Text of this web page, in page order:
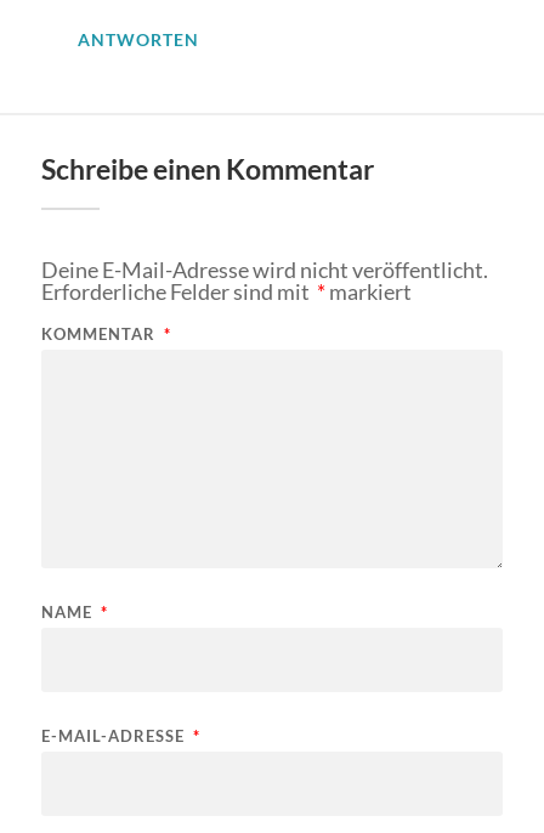
ANTWORTEN
Schreibe einen Kommentar
Deine E-Mail-Adresse wird nicht veröffentlicht.
Erforderliche Felder sind mit *markiert
KOMMENTAR *
NAME *
E-MAIL-ADRESSE *